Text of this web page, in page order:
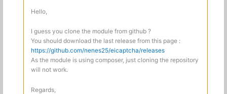
Hello,
I guess you clone the module from github ?
You should download the last release from this page :
https://github.com/nenes25/eicaptcha/releases
As the module is using composer, just cloning the repository
will not work.
Regards,